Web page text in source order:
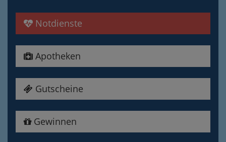
Notdienste
Apotheken
Gutscheine
Gewinnen